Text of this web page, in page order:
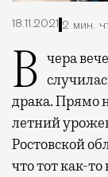
18.11.2021 2 мин.
Вчера вечером на Осеннем бульваре
драка.Прямо
летний
Ростовской
что тот как-